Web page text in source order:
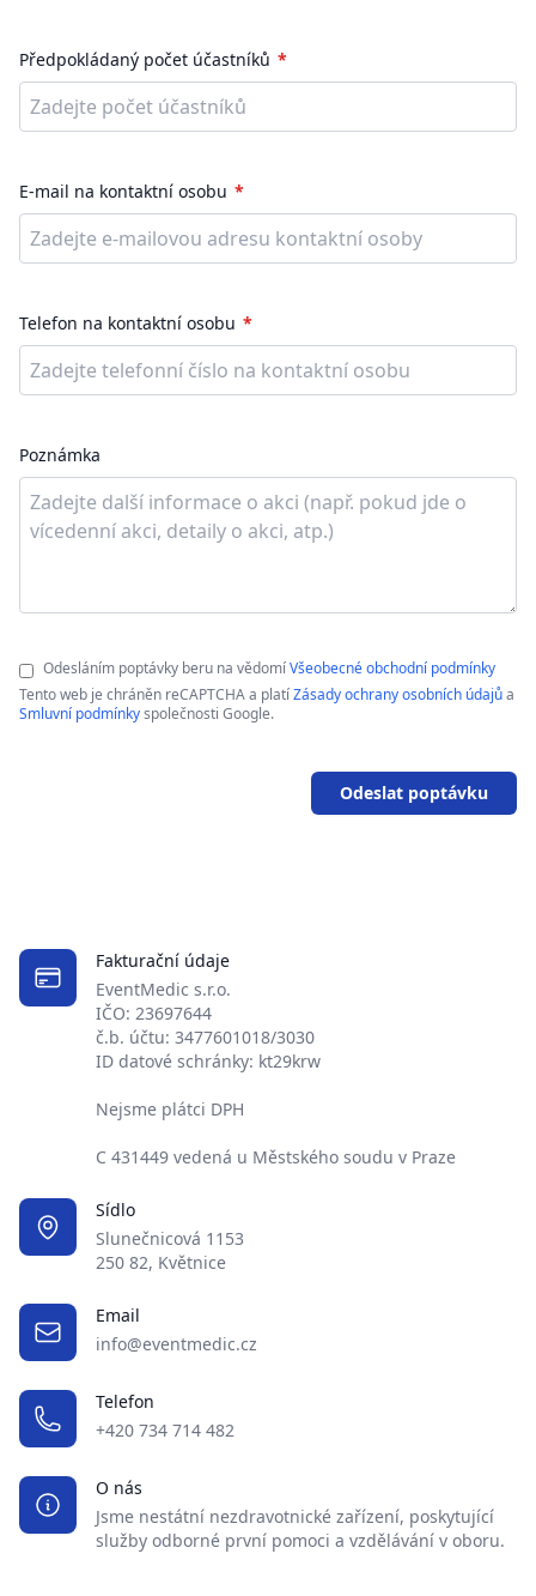
Fakturační údaje
EventMedic s.r.o.
IČO: 23697644
č.b. účtu: 3477601018/3030
ID datové schránky: kt29krw
Nejsme plátci DPH
C 431449 vedená u Městského soudu v Praze
Sídlo
Slunečnicová 1153
250 82, Květnice
Email
info@eventmedic.cz
Telefon
+420 734 714 482
O nás
Jsme nestátní nezdravotnické zařízení, poskytující
služby odborné první pomoci a vzdělávání v oboru.
Předpokládaný počet účastníků
E-mail na kontaktní osobu
Telefon na kontaktní osobu
Poznámka
Odesláním poptávky beru na vědomíVšeobecné obchodní podmínky
Tento web je chráněn reCAPTCHA a platíZásady ochrany osobních údajůa
Smluvní podmínkyspolečnosti Google.
Odeslat poptávku